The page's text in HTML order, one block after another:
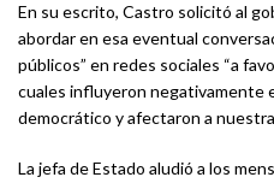
En su escrito, Castro solicitó al
abordar en esa eventual
públicos” en redes sociales “a
cuales influyeron negativamente
democrático y afectaron a
La jefa de Estado aludió a los